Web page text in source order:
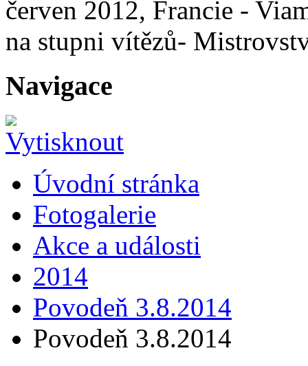
červen 2012, Francie -
na stupni vítězů-
Navigace
Úvodní stránka
Fotogalerie
Akce a události
2014
Povodeň 3.8.2014
Povodeň 3.8.2014